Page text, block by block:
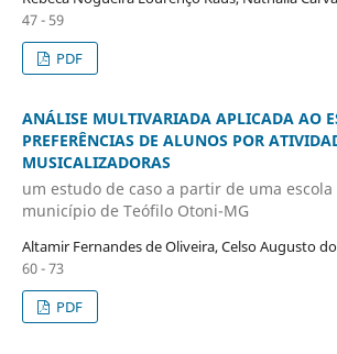
47 - 59
PDF
ANÁLISE MULTIVARIADA APLICADA AO
PREFERÊNCIAS DE ALUNOS POR
MUSICALIZADORAS
um estudo de caso a partir de uma
município de Teófilo Otoni-MG
Altamir Fernandes de Oliveira, Celso Augusto
60 - 73
PDF